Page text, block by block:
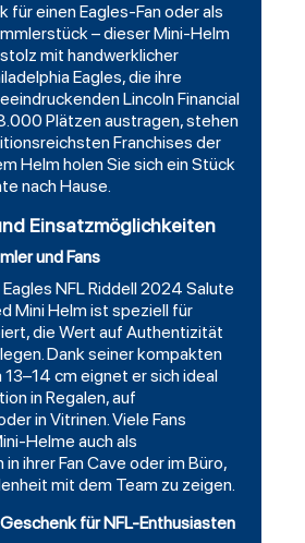
für einen Eagles-Fan oder als
– dieser Mini-Helm
mit handwerklicher
Eagles, die ihre
Lincoln Financial
Plätzen austragen, stehen
Franchises der
Helm holen Sie sich ein Stück
nach Hause.
Einsatzmöglichkeiten
und Fans
NFL Riddell 2024 Salute
Mini Helm ist speziell für
die Wert auf Authentizität
Dank seiner kompakten
cm eignet er sich ideal
in Regalen, auf
in Vitrinen. Viele Fans
Helme auch als
ihrer Fan Cave oder im Büro,
mit dem Team zu zeigen.
für NFL-Enthusiasten